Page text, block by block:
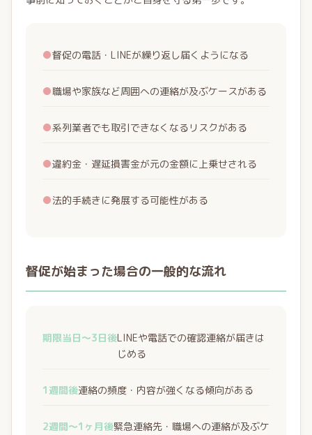
●督促の電話・LINEが繰り返し届くようになる
●職場や家族など周囲への連絡が及ぶケースがある
●系列業者でも取引できなくなるリスクがある
●違約金・遅延損害金が元の金額に上乗せされる
●法的手続きに発展する可能性がある
督促が始まった場合の一般的な流れ
期限当日〜3日後LINEや電話での確認連絡が届きは
じめる
1週間後連絡の頻度・内容が強くなる傾向がある
2週間〜1ヶ月後緊急連絡先・職場への連絡が及ぶケ